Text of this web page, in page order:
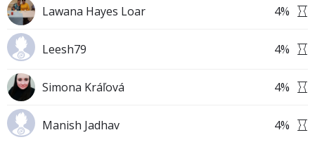
Lawana Hayes Loar 4%
Leesh79 4%
Simona Kráľová 4%
Manish Jadhav 4%